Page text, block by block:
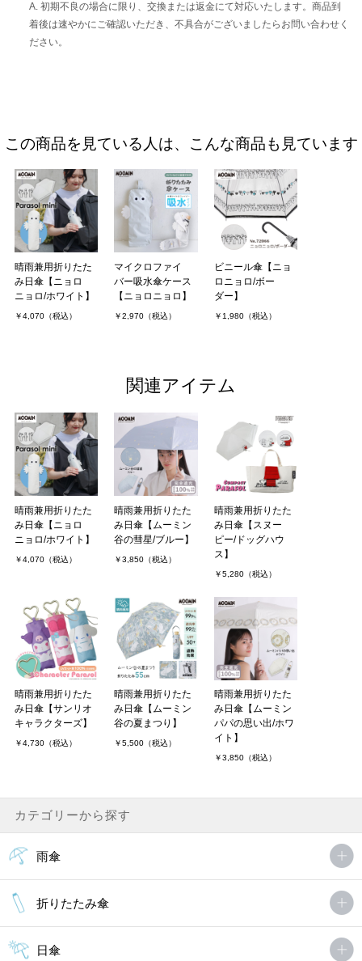
A. 初期不良の場合に限り、交換または返金にて対応いたします。商品到
着後は速やかにご確認いただき、不具合がございましたらお問い合わせく
ださい。
この商品を見ている人は、こんな商品も見ています
晴雨兼用折りたた
み日傘【ニョロ
ニョロ/ホワイト】
￥4,070（税込）
マイクロファイ
バー吸水傘ケース
【ニョロニョロ】
￥2,970（税込）
ビニール傘【ニョ
ロニョロ/ボー
ダー】
￥1,980（税込）
関連アイテム
晴雨兼用折りたた
み日傘【ニョロ
ニョロ/ホワイト】
￥4,070（税込）
晴雨兼用折りたた
み日傘【ムーミン
谷の彗星/ブルー】
￥3,850（税込）
晴雨兼用折りたた
み日傘【スヌー
ピー/ドッグハウ
ス】
￥5,280（税込）
晴雨兼用折りたた
み日傘【サンリオ
キャラクターズ】
￥4,730（税込）
晴雨兼用折りたた
み日傘【ムーミン
谷の夏まつり】
￥5,500（税込）
晴雨兼用折りたた
み日傘【ムーミン
パパの思い出/ホワ
イト】
￥3,850（税込）
カテゴリーから探す
雨傘
折りたたみ傘
日傘